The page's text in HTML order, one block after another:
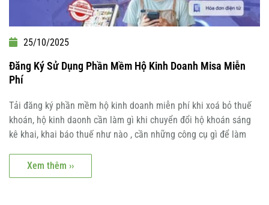
25/10/2025
Đăng Ký Sử Dụng Phần Mềm Hộ Kinh Doanh Misa Miễn
Phí
Tải đăng ký phần mềm hộ kinh doanh miễn phí khi xoá bỏ thuế
khoán, hộ kinh daonh cần làm gì khi chuyển đổi hộ khoán sáng
kê khai, khai báo thuế như nào , cần những công cụ gì để làm
Xem thêm ››